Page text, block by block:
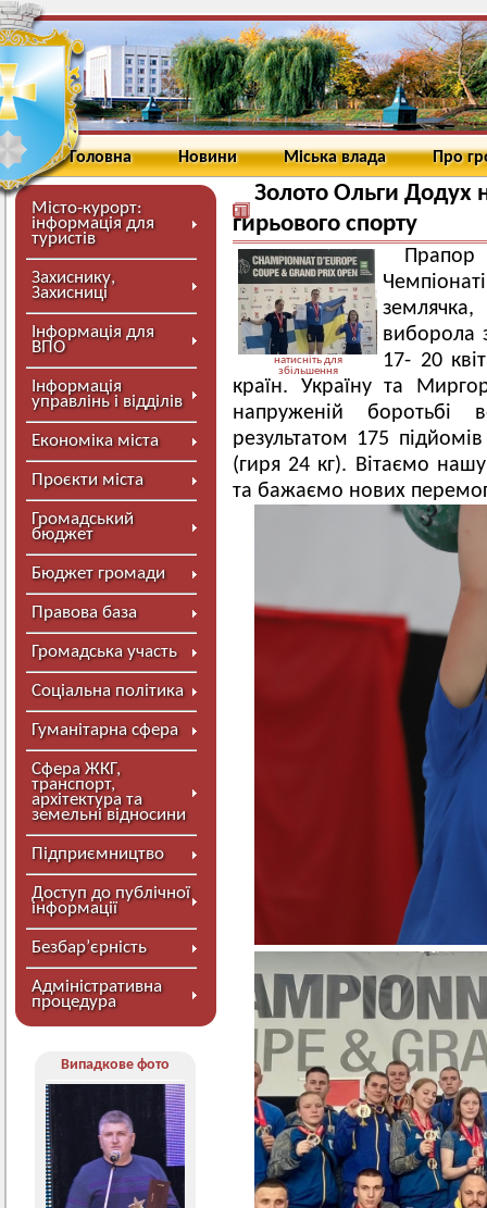
Головна Новини Міська влада Про
Місто-курорт:
інформація для
туристів
Захиснику,
Захисниці
Інформація для
ВПО
Інформація
управлінь і відділів
Економіка міста
Проєкти міста
Громадський
бюджет
Бюджет громади
Правова база
Громадська участь
Соціальна політика
Гуманітарна сфера
Сфера ЖКГ,
транспорт,
архітектура та
земельні відносини
Підприємництво
Доступ до публічної
інформації
Безбар’єрність
Адміністративна
процедура
Випадкове фото
Золото Ольги Додух
гирьового спорту
натисніть для
збільшення
виборола
17- 20
країн. Україну та
напруженій
результатом 175
(гиря 24 кг). Вітаємо
та бажаємо нових